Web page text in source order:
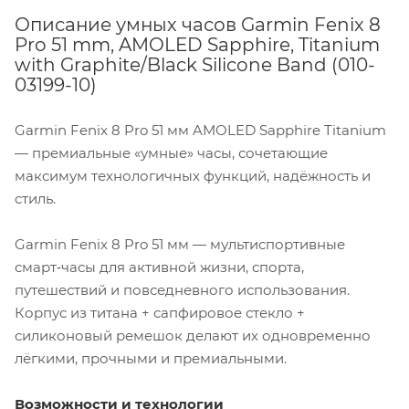
Описание умных часов Garmin Fenix 8
Pro 51 mm, AMOLED Sapphire, Titanium
with Graphite/Black Silicone Band (010-
03199-10)
Garmin Fenix 8 Pro 51 мм AMOLED Sapphire Titanium
— премиальные «умные» часы, сочетающие
максимум технологичных функций, надёжность и
стиль.
Garmin Fenix 8 Pro 51 мм — мультиспортивные
смарт‑часы для активной жизни, спорта,
путешествий и повседневного использования.
Корпус из титана + сапфировое стекло +
силиконовый ремешок делают их одновременно
лёгкими, прочными и премиальными.
Возможности и технологии